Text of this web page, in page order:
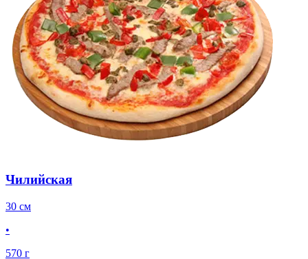
Чилийская
30 см
•
570 г